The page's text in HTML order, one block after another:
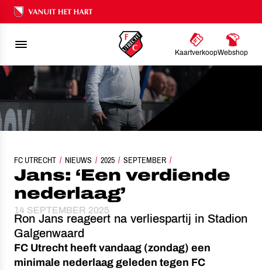
Ons nalatenschap
KaartverkoopWebshop
FC UTRECHT NIEUWS 2025 SEPTEMBER
JANS: ‘EEN VERDIENDE NEDERLAAG’
Jans: ‘Een verdiende
nederlaag’
14 SEPTEMBER 2025
Ron Jans reageert na verliespartij in Stadion
Galgenwaard
FC Utrecht heeft vandaag (zondag) een
minimale nederlaag geleden tegen FC